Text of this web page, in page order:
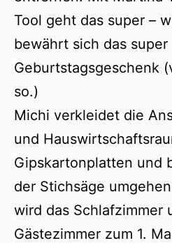
Tool geht das super –
bewährt sich das super
Geburtstagsgeschenk
so.)
Michi verkleidet die
und
Gipskartonplatten und
der Stichsäge
wird das Schlafzimmer
Gästezimmer zum 1.